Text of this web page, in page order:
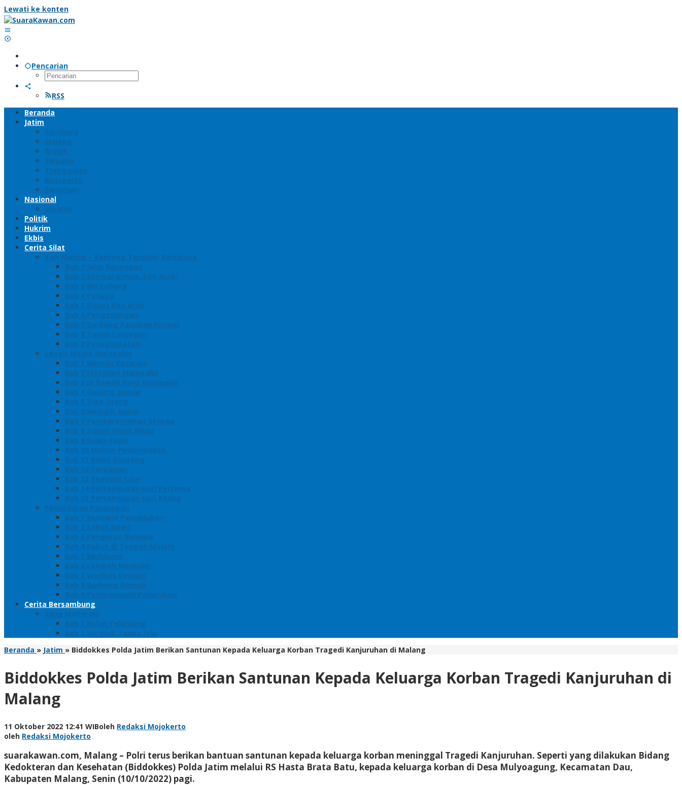
Lewati ke konten
Pencarian
RSS
Beranda
Jatim
Surabaya
Malang
Gresik
Sidoarjo
Trenggalek
Mojokerto
Pasuruan
Nasional
Jakarta
Politik
Hukrim
Ekbis
Cerita Silat
Toh Kuning – Benteng Terakhir Kertajaya
Bab 1 Jalur Banengan
Bab 2 Sampai Jumpa, Ken Arok!
Bab 3 Bergabung
Bab 4 Perwira
Bab 5 Siasat Ken Arok
Bab 6 Pengepungan
Bab 7 Gerbang Pasukan Khusus
Bab 8 Tanah Larangan
Bab 9 Penyelamatan
Langit Hitam Majapahit
Bab 1 Menuju Kotaraja
Bab 2 Matahari Majapahit
Bab 3 Di Bawah Panji Majapahit
Bab 4 Gunung Semar
Bab 5 Tiga Orang
Bab 6 Wringin Anom
Bab 7 Pemberontakan Senyap
Bab 8 Siasat Gajah Mada
Bab 9 Rawa-rawa
Bab 10 Malam Penumpasan
Bab 11 Bulak Banteng
Bab 12 Persiapan
Bab 13 Rencana Lain
Bab 14 Pertempuran Hari Pertama
Bab 15 Pertempuran Hari Kedua
Penaklukan Panarukan
Bab 1 Rencana Penaklukan
Bab 2 Sabuk Inten
Bab 3 Pangeran Benawa
Bab 4 Kabut di Tengah Malam
Bab 5 Berhitung
Bab 6 Lembah Merbabu
Bab 7 Wedhus Gembel
Bab 8 Gerbang Demak
Bab 9 Pertempuran Panarukan
Cerita Bersambung
Sang Maharani
Bab 1 Bulan Telanjang
Bab 2 Nir Wuk Tanpa Jalu
Beranda » Jatim » Biddokkes Polda Jatim Berikan Santunan Kepada Keluarga Korban Tragedi Kanjuruhan di Malang
Biddokkes Polda Jatim Berikan Santunan Kepada Keluarga Korban Tragedi Kanjuruhan di
Malang
11 Oktober 2022 12:41 WIBoleh Redaksi Mojokerto
oleh Redaksi Mojokerto
suarakawan.com, Malang – Polri terus berikan bantuan santunan kepada keluarga korban meninggal Tragedi Kanjuruhan. Seperti yang dilakukan Bidang
Kedokteran dan Kesehatan (Biddokkes) Polda Jatim melalui RS Hasta Brata Batu, kepada keluarga korban di Desa Mulyoagung, Kecamatan Dau,
Kabupaten Malang, Senin (10/10/2022) pagi.